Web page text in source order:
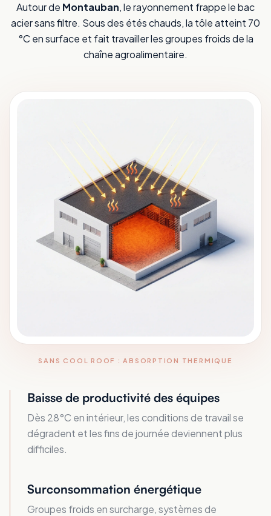
Autour de Montauban, le rayonnement frappe le bac
acier sans filtre. Sous des étés chauds, la tôle atteint 70
°C en surface et fait travailler les groupes froids de la
chaîne agroalimentaire.
SANS COOL ROOF : ABSORPTION THERMIQUE
Baisse de productivité des équipes
Dès 28°C en intérieur, les conditions de travail se
dégradent et les fins de journée deviennent plus
difficiles.
Surconsommation énergétique
Groupes froids en surcharge, systèmes de